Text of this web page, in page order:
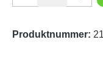
Produktnummer: